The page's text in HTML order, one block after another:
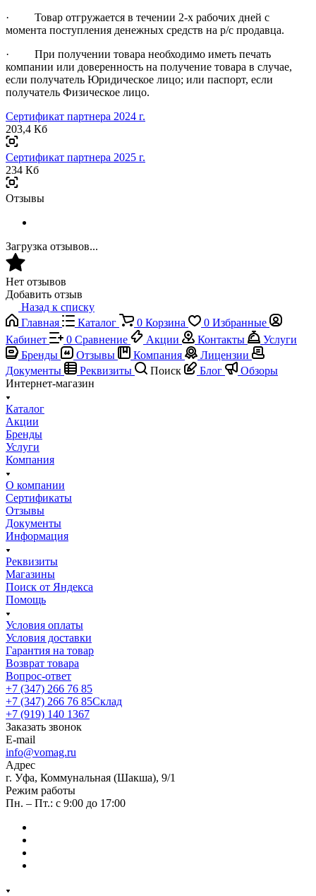
· Товар отгружается в течении 2-х рабочих дней с
момента поступления денежных средств на р/с продавца.
· При получении товара необходимо иметь печать
компании или доверенность на получение товара в случае,
если получатель Юридическое лицо; или паспорт, если
получатель Физическое лицо.
Сертификат партнера 2024 г.
203,4 Кб
Сертификат партнера 2025 г.
234 Кб
Отзывы
Загрузка отзывов...
Нет отзывов
Добавить отзыв
Назад к списку
Главная
Каталог 0 Корзина 0 Избранные
Кабинет
0 Сравнение Акции Контакты
Услуги
Бренды
Отзывы Компания
Лицензии
Документы
Реквизиты Поиск Блог
Обзоры
Интернет-магазин
Каталог
Акции
Бренды
Услуги
Компания
О компании
Сертификаты
Отзывы
Документы
Информация
Реквизиты
Магазины
Поиск от Яндекса
Помощь
Условия оплаты
Условия доставки
Гарантия на товар
Возврат товара
Вопрос-ответ
+7 (347) 266 76 85
+7 (347) 266 76 85Склад
+7 (919) 140 1367
Заказать звонок
E-mail
info@vomag.ru
Адрес
г. Уфа, Коммунальная (Шакша), 9/1
Режим работы
Пн. – Пт.: с 9:00 до 17:00